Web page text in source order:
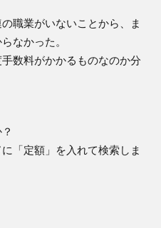
職業がいないことから、
ま
なかった。
数料がかかるものなのか分
「定額」を入れて検索しま